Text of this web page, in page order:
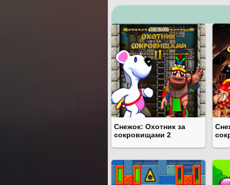
Снежок: Охотник за
сокровищами 2